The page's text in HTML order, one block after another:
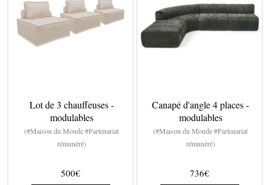
Lot de 3 chauffeuses -
modulables
(#Maison du Monde #Partenariat
rémunéré)
500€
Canapé d'angle 4 places -
modulables
(#Maison du Monde #Partenariat
rémunéré)
736€